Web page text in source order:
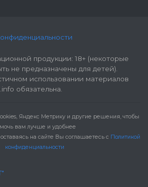
продукции: 18+ (некоторые
не предназначены для детей).
использовании материалов
обязательна.
Яндекс Метрику и другие решения, чтобы
вам лучше и удобнее
на сайте Вы соглашаетесь с Политикой
конфиденциальности